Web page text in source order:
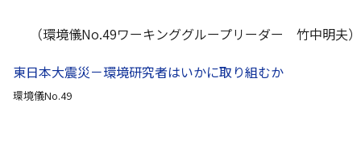
（環境儀No.49ワーキンググループリーダー 竹中明夫）
東日本大震災－環境研究者はいかに取り組むか
環境儀No.49